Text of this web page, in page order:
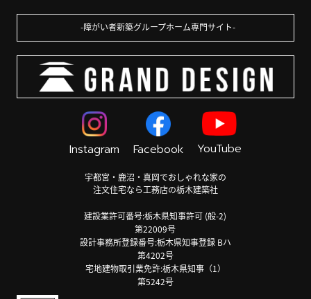
障がい者新築グループホーム専門サイト
Instagram Facebook YouTube
宇都宮・鹿沼・真岡でおしゃれな家の
注文住宅なら工務店の栃木建築社
建設業許可番号:栃木県知事許可 (般-2)
第22009号
設計事務所登録番号:栃木県知事登録 Bハ
第4202号
宅地建物取引業免許:栃木県知事（1）
第5242号